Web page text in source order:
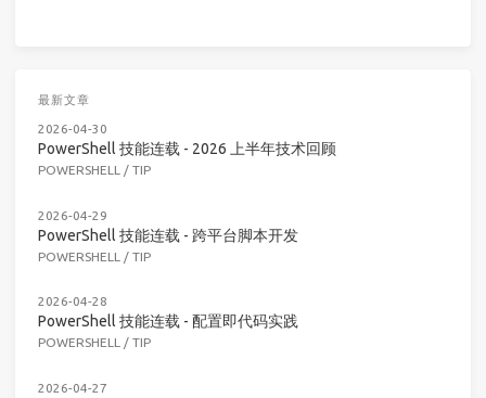
最新文章
2026-04-30
PowerShell 技能连载 - 2026 上半年技术回顾
POWERSHELL / TIP
2026-04-29
PowerShell 技能连载 - 跨平台脚本开发
POWERSHELL / TIP
2026-04-28
PowerShell 技能连载 - 配置即代码实践
POWERSHELL / TIP
2026-04-27